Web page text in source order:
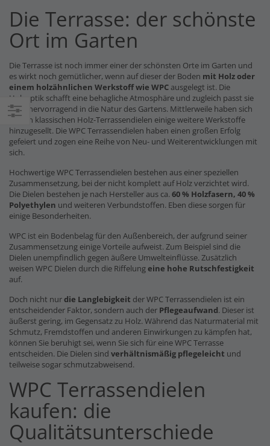
Die Terrasse: der schönste
Ort im Garten
Die Terrasse ist noch immer einer der schönsten Orte im Garten und
es wirkt noch gemütlicher, wenn auf dieser der Boden mit Holz oder
einem holzähnlichen Werkstoff wie WPCausgelegt ist. Die
Holzoptik schafft eine behagliche Atmosphäre und zugleich passt sie
auch hervorragend in die Natur des Gartens. Mittlerweile haben sich
zu den klassischen Holz-Terrassendielen einige weitere Werkstoffe
hinzugesellt. Die WPC Terrassendielen haben einen großen Erfolg
gefeiert und zogen eine Reihe von Neu- und Weiterentwicklungen mit
sich.
Hochwertige WPC Terrassendielen bestehen aus einer speziellen
Zusammensetzung, bei der nicht komplett auf Holz verzichtet wird.
Die Dielen bestehen je nach Hersteller aus ca. 60 % Holzfasern, 40 %
Polyethylen und weiteren Verbundstoffen. Eben diese sorgen für
einige Besonderheiten.
WPC ist ein Bodenbelag für den Außenbereich, der aufgrund seiner
Zusammensetzung einige Vorteile aufweist. Zum Beispiel sind die
Dielen unempfindlich gegen äußere Umwelteinflüsse. Zusätzlich
weisen WPC Dielen durch die Riffelungeine hohe Rutschfestigkeit
auf.
Doch nicht nurdie Langlebigkeit der WPC Terrassendielen ist ein
entscheidender Faktor, sondern auch der Pflegeaufwand. Dieser ist
äußerst gering, im Gegensatz zu Holz. Während das Naturmaterial mit
Schmutz, Fremdstoffen und anderen Einwirkungen zu kämpfen hat,
können Sie beruhigt sei, wenn Sie sich für eine WPC Terrasse
entscheiden. Die Dielen sind verhältnismäßig pflegeleicht und
teilweise sogar schmutzabweisend.
WPC Terrassendielen
kaufen: die
Qualitätsunterschiede
Einkaufsoptionen